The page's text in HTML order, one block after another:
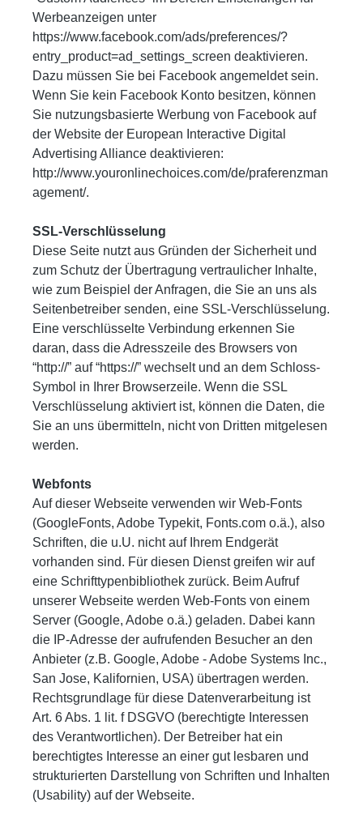
Werbeanzeigen unter
https://www.facebook.com/ads/preferences/?
entry_product=ad_settings_screen deaktivieren.
Dazu müssen Sie bei Facebook angemeldet sein.
Wenn Sie kein Facebook Konto besitzen, können
Sie nutzungsbasierte Werbung von Facebook auf
der Website der European Interactive Digital
Advertising Alliance deaktivieren:
http://www.youronlinechoices.com/de/praferenzman
agement/.
SSL-Verschlüsselung
Diese Seite nutzt aus Gründen der Sicherheit und
zum Schutz der Übertragung vertraulicher Inhalte,
wie zum Beispiel der Anfragen, die Sie an uns als
Seitenbetreiber senden, eine SSL-Verschlüsselung.
Eine verschlüsselte Verbindung erkennen Sie
daran, dass die Adresszeile des Browsers von
“http://” auf “https://” wechselt und an dem Schloss-
Symbol in Ihrer Browserzeile. Wenn die SSL
Verschlüsselung aktiviert ist, können die Daten, die
Sie an uns übermitteln, nicht von Dritten mitgelesen
werden.
Webfonts
Auf dieser Webseite verwenden wir Web-Fonts
(GoogleFonts, Adobe Typekit, Fonts.com o.ä.), also
Schriften, die u.U. nicht auf Ihrem Endgerät
vorhanden sind. Für diesen Dienst greifen wir auf
eine Schrifttypenbibliothek zurück. Beim Aufruf
unserer Webseite werden Web-Fonts von einem
Server (Google, Adobe o.ä.) geladen. Dabei kann
die IP-Adresse der aufrufenden Besucher an den
Anbieter (z.B. Google, Adobe - Adobe Systems Inc.,
San Jose, Kalifornien, USA) übertragen werden.
Rechtsgrundlage für diese Datenverarbeitung ist
Art. 6 Abs. 1 lit. f DSGVO (berechtigte Interessen
des Verantwortlichen). Der Betreiber hat ein
berechtigtes Interesse an einer gut lesbaren und
strukturierten Darstellung von Schriften und Inhalten
(Usability) auf der Webseite.